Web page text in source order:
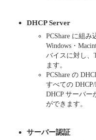
DHCP Server
PCShare に組み
Windows・
バイスに対し、
ます。
PCShare の
すべての
DHCP サーバー
ができます。
サーバー認証